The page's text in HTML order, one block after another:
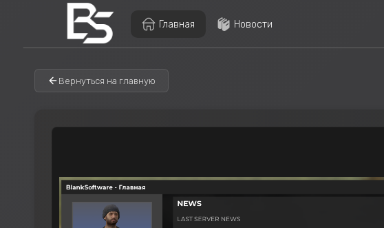
Главная Новости
Вернуться на главную